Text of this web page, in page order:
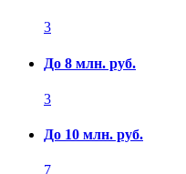
3
До 8 млн. руб.
3
До 10 млн. руб.
7